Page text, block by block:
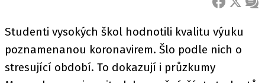
FACEBOOK
X
Studenti vysokých škol hodnotili kvalitu výuku
poznamenanou koronavirem. Šlo podle nich o
stresující období. To dokazují i průzkumy